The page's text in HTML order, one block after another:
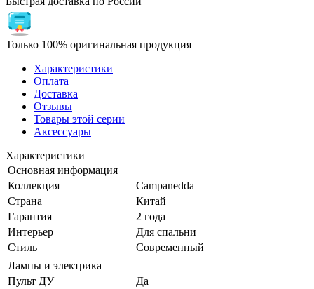
Только 100% оригинальная продукция
Характеристики
Оплата
Доставка
Отзывы
Товары этой серии
Аксессуары
Характеристики
Основная информация
Коллекция
Campanedda
Страна
Китай
Гарантия
2 года
Интерьер
Для спальни
Стиль
Современный
Лампы и электрика
Пульт ДУ
Да